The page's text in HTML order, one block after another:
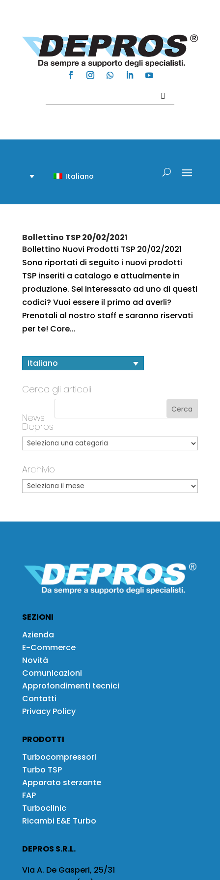
Italiano
Bollettino TSP 20/02/2021
Bollettino Nuovi Prodotti TSP 20/02/2021
Sono riportati di seguito i nuovi prodotti
TSP inseriti a catalogo e attualmente in
produzione. Sei interessato ad uno di questi
codici? Vuoi essere il primo ad averli?
Prenotali al nostro staff e saranno riservati
per te! Core...
Italiano
Cerca gli articoli
News
Depros
Archivio
SEZIONI
Azienda
E-Commerce
Novità
Comunicazioni
Approfondimenti tecnici
Contatti
Privacy Policy
PRODOTTI
Turbocompressori
Turbo TSP
Apparato sterzante
FAP
Turboclinic
Ricambi E&E Turbo
DEPROS S.R.L.
Via A. De Gasperi, 25/31